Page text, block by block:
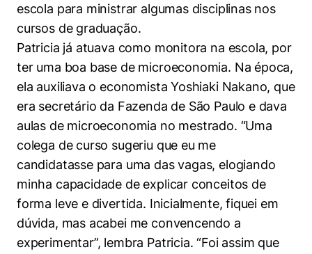
Políticas Públicas
Sustentabilidade
Tecnologia e Dados
escola para ministrar algumas disciplinas nos
cursos de graduação.
Patricia já atuava como monitora na escola, por
ter uma boa base de microeconomia. Na época,
ela auxiliava o economista Yoshiaki Nakano, que
era secretário da Fazenda de São Paulo e dava
aulas de microeconomia no mestrado. “Uma
colega de curso sugeriu que eu me
candidatasse para uma das vagas, elogiando
minha capacidade de explicar conceitos de
forma leve e divertida. Inicialmente, fiquei em
dúvida, mas acabei me convencendo a
experimentar”, lembra Patricia. “Foi assim que